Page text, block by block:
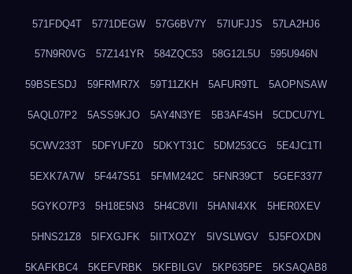
571FDQ4T 5771DEGW 57G6BV7Y 57IUFJJS 57LA2HJ6
57N9R0VG 57Z141YR 584ZQC53 58G12L5U 595U946N
59BSESDJ 59FRMR7X 59T11ZKH 5AFUR9TL 5AOPNSAW
5AQL07P2 5ASS9KJO 5AY4N3YE 5B3AF4SH 5CDCU7YL
5CWV233T 5DFYUFZ0 5DKYT31C 5DM253CG 5E4JC1TI
5EXK7A7W 5F447S51 5FMM242C 5FNR39CT 5GEF3377
5GYKO7P3 5H18E5N3 5H4C8VII 5HANI4XK 5HER0XEV
5HNS21Z8 5IFXGJFK 5IITXOZY 5IVSLWGV 5J5FOXDN
5KAFKBC4 5KEFVRBK 5KFBILGV 5KP635PE 5KSAQAB8